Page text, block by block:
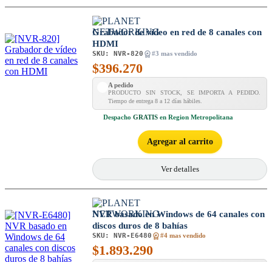
Grabador de vídeo en red de 8 canales con
HDMI
SKU: NVR-820 #3 mas vendido
$396.270
A pedido
PRODUCTO SIN STOCK, SE IMPORTA A PEDIDO.
Tiempo de entrega 8 a 12 días hábiles.
Despacho GRATIS en Region Metropolitana
Agregar al carrito
Ver detalles
NVR basado en Windows de 64 canales con
discos duros de 8 bahías
SKU: NVR-E6480 #4 mas vendido
$1.893.290